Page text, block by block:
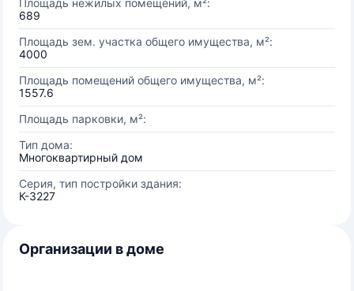
Площадь нежилых помещений, м²:
689
Площадь зем. участка общего имущества, м²:
4000
Площадь помещений общего имущества, м²:
1557.6
Площадь парковки, м²:
Тип дома:
Многоквартирный дом
Серия, тип постройки здания:
К-3227
Организации в доме